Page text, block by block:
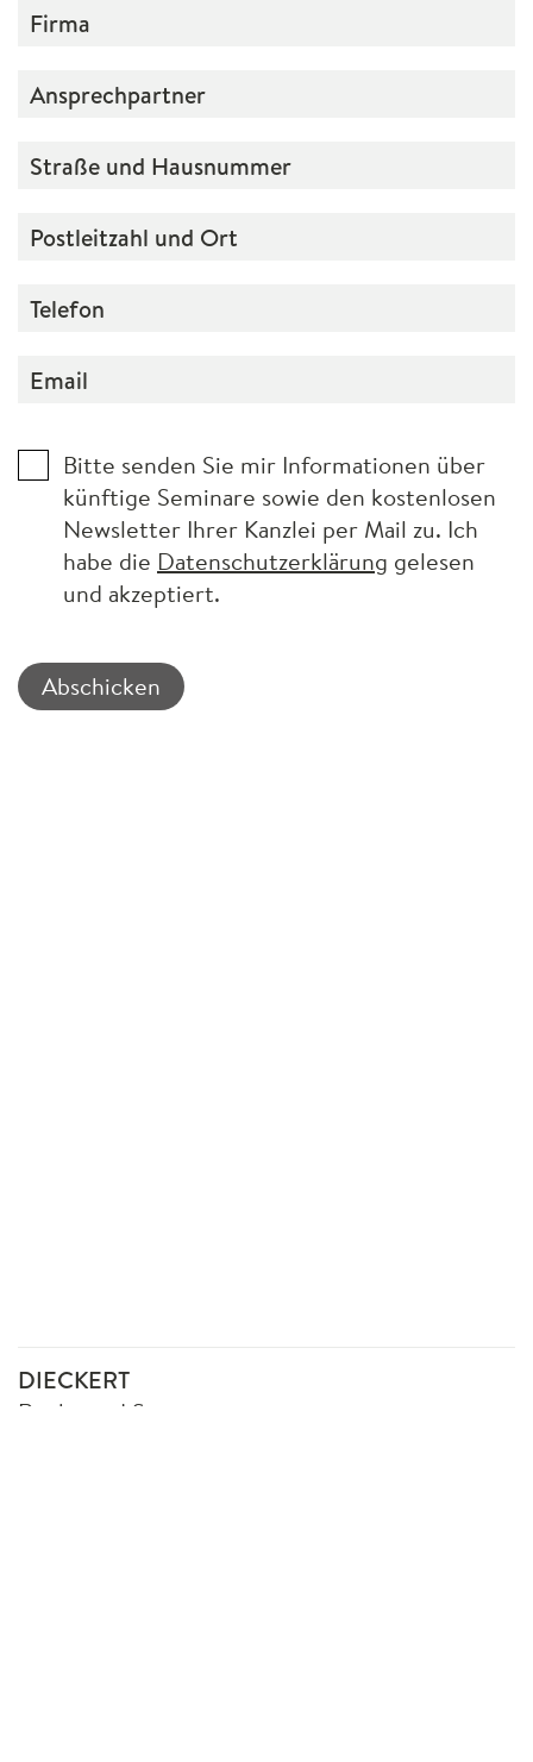
Bitte senden Sie mir Informationen über
künftige Seminare sowie den kostenlosen
Newsletter Ihrer Kanzlei per Mail zu. Ich
habe die Datenschutzerklärung gelesen
und akzeptiert.
Abschicken
DIECKERT
Recht und Steuern